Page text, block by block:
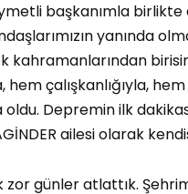
başkanımla
yanında
kahramanlarından
hem çalışkanlığıyla,
Depremin ilk
ailesi olarak
günler atlattık.